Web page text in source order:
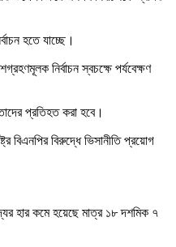
হতে যাচ্ছে।
নির্বাচন স্বচক্ষে পর্যবেক্ষণ
প্রতিহত করা হবে।
বিএনপির বিরুদ্ধে ভিসানীতি প্রয়োগ
হার কমে হয়েছে মাত্র ১৮ দশমিক ৭